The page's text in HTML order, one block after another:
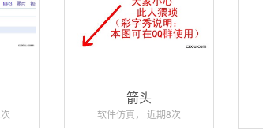
箭头
软件仿真， 近期8次